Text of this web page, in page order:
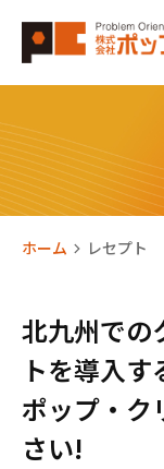
ホーム レセプト
北九州での
トを導入
ポップ・ク
さい!